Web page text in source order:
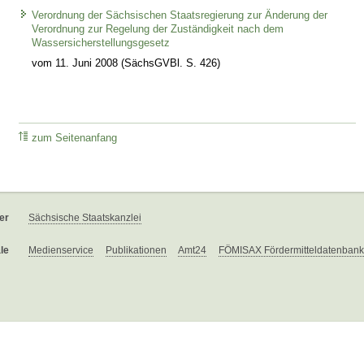
Verordnung der Sächsischen Staatsregierung zur Änderung der
Verordnung zur Regelung der Zuständigkeit nach dem
Wassersicherstellungsgesetz
vom 11. Juni 2008 (SächsGVBl. S. 426)
zum Seitenanfang
Sächsische Staatskanzlei
Medienservice Publikationen Amt24 FÖMISAX Fördermitteldatenbank